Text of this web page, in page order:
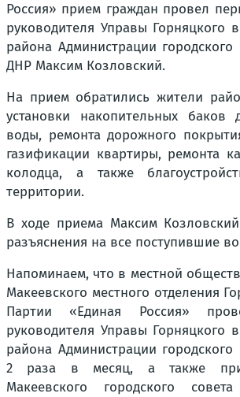
Россия» прием граждан провел
руководителя Управы Горняцкого
района Администрации городского
ДНР Максим Козловский.
На прием обратились жители
установки накопительных баков
воды, ремонта дорожного
газификации квартиры, ремонта
колодца, а также
территории.
В ходе приема Максим
разъяснения на все поступившие
Напоминаем, что в местной
Макеевского местного отделения
Партии «Единая Россия»
руководителя Управы Горняцкого
района Администрации городского
2 раза в месяц, а также
Макеевского городского